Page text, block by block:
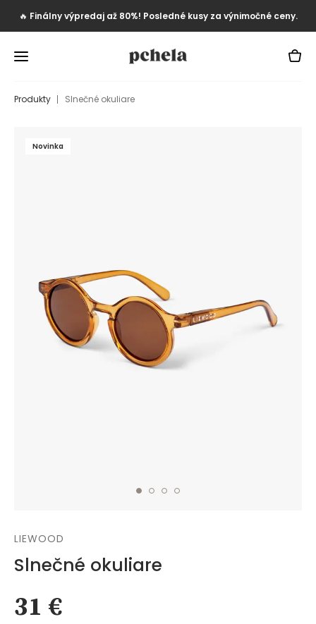
🔥 Finálny výpredaj až 80%! Posledné kusy za výnimočné ceny.
Produkty Slnečné okuliare
Novinka
LIEWOOD
Slnečné okuliare
31 €